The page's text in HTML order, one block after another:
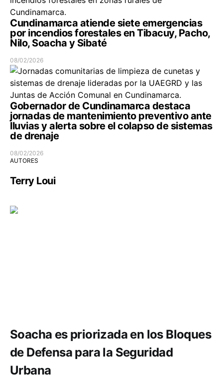
Cundinamarca atiende siete emergencias
por incendios forestales en Tibacuy, Pacho,
Nilo, Soacha y Sibaté
08/02/2026
Gobernador de Cundinamarca destaca
jornadas de mantenimiento preventivo ante
lluvias y alerta sobre el colapso de sistemas
de drenaje
08/02/2026
AUTORES
Terry Loui
Soacha es priorizada en los Bloques
de Defensa para la Seguridad
Urbana